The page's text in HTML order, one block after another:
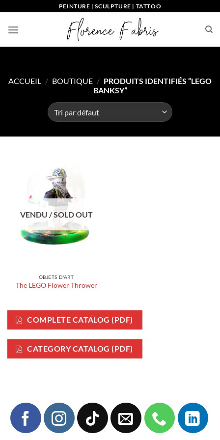
contenu
PEINTURE | SCULPTURE | TATTOO
ACCUEIL / BOUTIQUE / PRODUITS IDENTIFIÉS “LEGO
BANKSY”
VENDU / SOLD OUT
OBJETS D'ART
The LEGO Flower Thrower
COMPLETE CATALOG (PDF)
CATEGORY CATALOG (PDF)